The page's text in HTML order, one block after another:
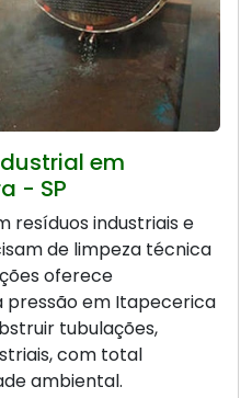
em
- SP
resíduos industriais e
de limpeza técnica
oferece
em Itapecerica
tubulações,
com total
ambiental.